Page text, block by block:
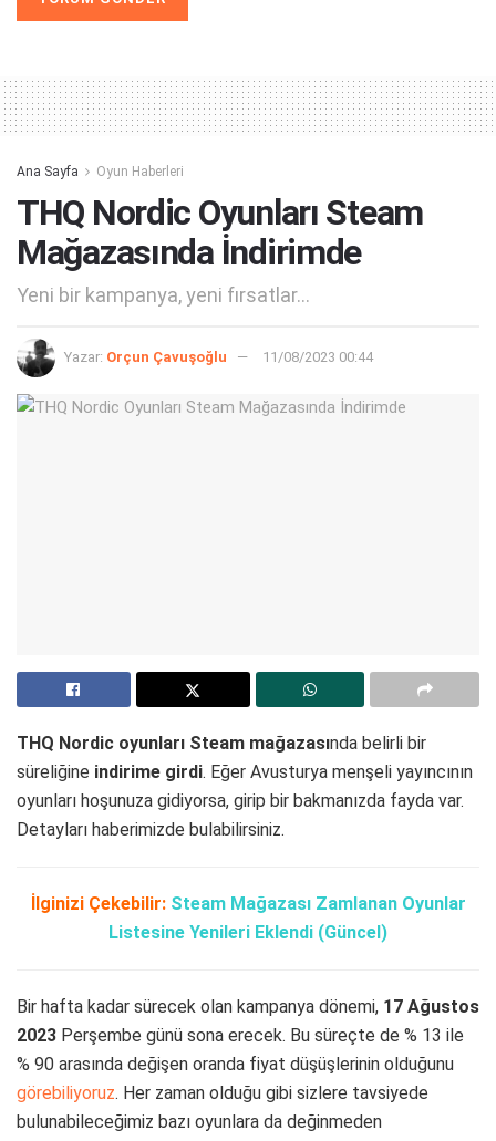
Ana Sayfa Oyun Haberleri
THQ Nordic Oyunları Steam
Mağazasında İndirimde
Yeni bir kampanya, yeni fırsatlar...
Yazar: Orçun Çavuşoğlu 11/08/2023 00:44
THQ Nordic oyunları Steam mağazasında belirli bir
süreliğine indirime girdi. Eğer Avusturya menşeli yayıncının
oyunları hoşunuza gidiyorsa, girip bir bakmanızda fayda var.
Detayları haberimizde bulabilirsiniz.
İlginizi Çekebilir: Steam Mağazası Zamlanan Oyunlar
Listesine Yenileri Eklendi (Güncel)
Bir hafta kadar sürecek olan kampanya dönemi, 17 Ağustos
2023 Perşembe günü sona erecek. Bu süreçte de % 13 ile
% 90 arasında değişen oranda fiyat düşüşlerinin olduğunu
görebiliyoruz. Her zaman olduğu gibi sizlere tavsiyede
bulunabileceğimiz bazı oyunlara da değinmeden